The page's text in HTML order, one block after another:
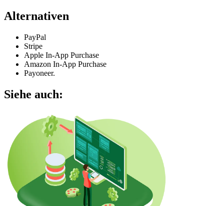
Alternativen
PayPal
Stripe
Apple In-App Purchase
Amazon In-App Purchase
Payoneer.
Siehe auch: